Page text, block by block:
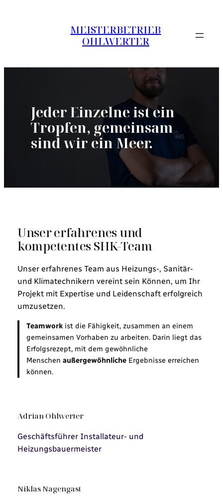
MEISTERBETRIEB
OHLWERTER
Jeder Einzelne ist ein
Tropfen, gemeinsam
sind wir ein Meer.
Unser erfahrenes und
kompetentes SHK-Team
Unser erfahrenes Team aus Heizungs-, Sanitär-
und Klimatechnikern vereint sein Können, um Ihr
Projekt mit Expertise und Leidenschaft erfolgreich
umzusetzen.
Teamwork ist die Fähigkeit, zusammen an einem
gemeinsamen Vorhaben zu arbeiten. Darin liegt das
Erfolgsrezept, mit dem gewöhnliche
Menschenaußergewöhnliche Ergebnisse erreichen
können.
Adrian Ohlwerter
Geschäftsführer Installateur- und
Heizungsbauermeister
Niklas Nagengast